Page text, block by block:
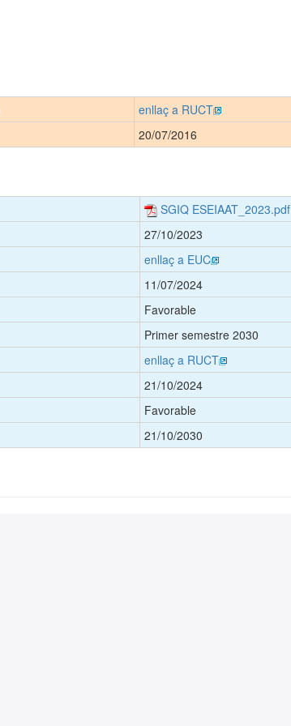
enllaç a RUCT
20/07/2016
SGIQ ESEIAAT_2023.pdf
27/10/2023
enllaç a EUC
11/07/2024
Favorable
Primer semestre 2030
enllaç a RUCT
21/10/2024
Favorable
21/10/2030